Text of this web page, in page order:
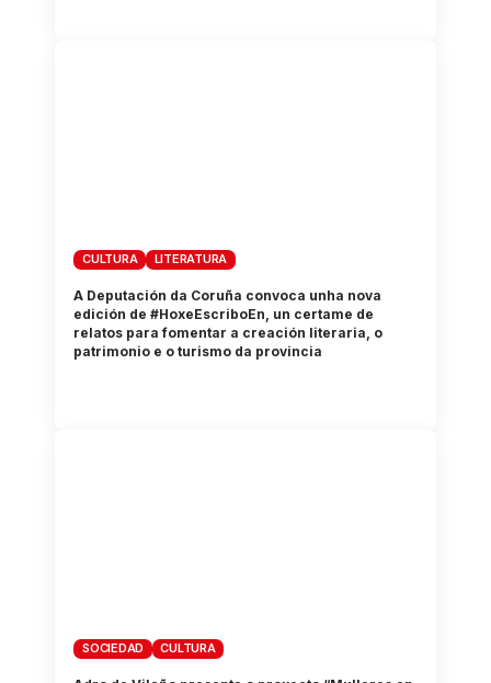
CULTURA LITERATURA
A Deputación da Coruña convoca unha nova
edición de #HoxeEscriboEn, un certame de
relatos para fomentar a creación literaria, o
patrimonio e o turismo da provincia
SOCIEDAD CULTURA